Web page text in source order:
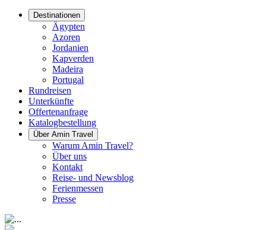
Destinationen
Ägypten
Azoren
Jordanien
Kapverden
Madeira
Portugal
Rundreisen
Unterkünfte
Offertenanfrage
Katalogbestellung
Über Amin Travel
Warum Amin Travel?
Über uns
Kontakt
Reise- und Newsblog
Ferienmessen
Presse